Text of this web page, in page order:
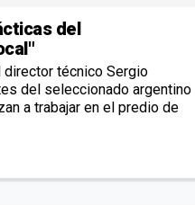
del
director técnico Sergio
del seleccionado argentino
a trabajar en el predio de